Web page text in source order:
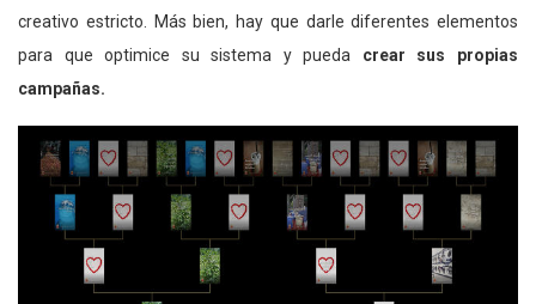
creativo estricto. Más bien, hay que darle diferentes elementos
para que optimice su sistema y pueda crear sus propias
campañas.